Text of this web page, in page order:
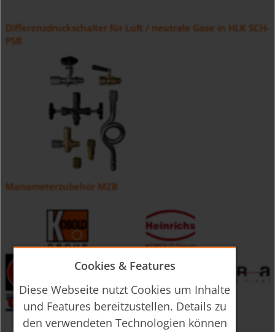
Differenzdruckschalter für Luft / neutrale Gase in HLK SCH-
PSB
Manometerzubehör MZB
Cookies & Features
Diese Webseite nutzt Cookies um Inhalte
und Features bereitzustellen. Details zu
den verwendeten Technologien können